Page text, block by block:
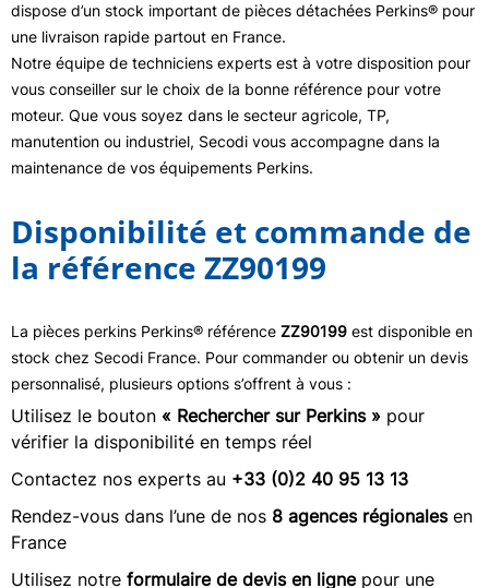
dispose d’un stock important de pièces détachées Perkins® pour
une livraison rapide partout en France.
Notre équipe de techniciens experts est à votre disposition pour
vous conseiller sur le choix de la bonne référence pour votre
moteur. Que vous soyez dans le secteur agricole, TP,
manutention ou industriel, Secodi vous accompagne dans la
maintenance de vos équipements Perkins.
Disponibilité et commande de
la référence ZZ90199
La pièces perkins Perkins® référence ZZ90199 est disponible en
stock chez Secodi France. Pour commander ou obtenir un devis
personnalisé, plusieurs options s’offrent à vous :
Utilisez le bouton « Rechercher sur Perkins » pour
vérifier la disponibilité en temps réel
Contactez nos experts au +33 (0)2 40 95 13 13
Rendez-vous dans l’une de nos 8 agences régionalesen
France
Utilisez notre formulaire de devis en lignepour une